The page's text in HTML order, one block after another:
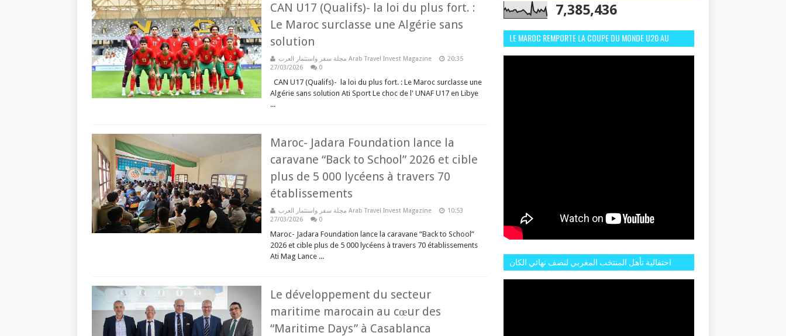
CAN U17 (Qualifs)- la loi du plus fort. :
Le Maroc surclasse une Algérie sans
solution
مجلة سفر واستثمار العرب Arab Travel Invest Magazine
20:35
27/03/2026
0
CAN U17 (Qualifs)- la loi du plus fort. : Le Maroc surclasse une
Algérie sans solution Ati Sport Le choc de l' UNAF U17 en Libye
...
Maroc- Jadara Foundation lance la
caravane “Back to School” 2026 et cible
plus de 5 000 lycéens à travers 70
établissements
مجلة سفر واستثمار العرب Arab Travel Invest Magazine
10:53
27/03/2026
0
Maroc- Jadara Foundation lance la caravane “Back to School”
2026 et cible plus de 5 000 lycéens à travers 70 établissements
Ati Mag Lance ...
Le développement du secteur
maritime marocain au cœur des
“Maritime Days” à Casablanca
7,385,436
LE MAROC REMPORTE LA COUPE DU MONDE U20 AU
احتفالية تأهل المنتخب المغربي لنصف نهائي الكان